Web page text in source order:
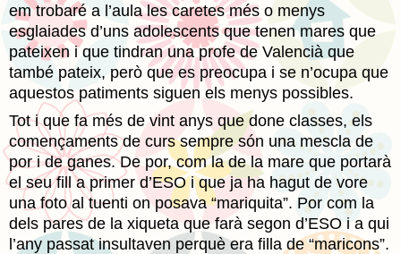
em trobaré a l’aula les caretes més o menys
esglaiades d’uns adolescents que tenen mares que
pateixen i que tindran una profe de Valencià que
també pateix, però que es preocupa i se n’ocupa que
aquestos patiments siguen els menys possibles.
Tot i que fa més de vint anys que done classes, els
començaments de curs sempre són una mescla de
por i de ganes. De por, com la de la mare que portarà
el seu fill a primer d’ESO i que ja ha hagut de vore
una foto al tuenti on posava “mariquita”. Por com la
dels pares de la xiqueta que farà segon d’ESO i a qui
l’any passat insultaven perquè era filla de “maricons”.